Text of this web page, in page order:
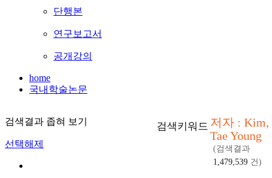
단행본
연구보고서
공개강의
home
국내학술논문
검색결과 좁혀 보기
선택해제
검색키워드 저자 : Kim,
Tae Young
(검색결과
1,479,539 건)